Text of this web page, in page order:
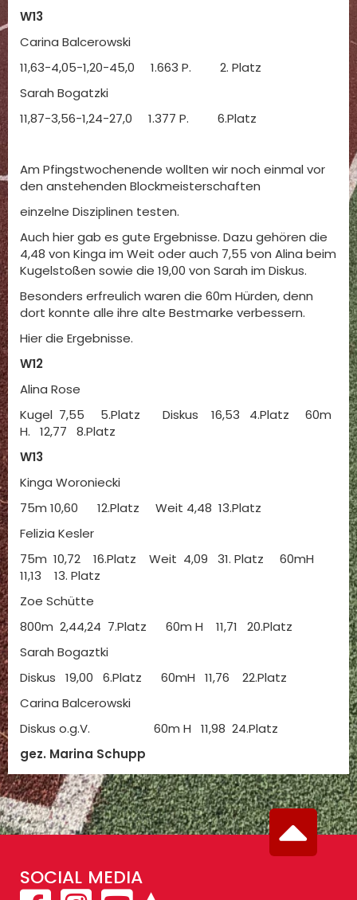
W13
Carina Balcerowski
11,63-4,05-1,20-45,0 1.663 P. 2. Platz
Sarah Bogatzki
11,87-3,56-1,24-27,0 1.377 P. 6.Platz
Am Pfingstwochenende wollten wir noch einmal vor
den anstehenden Blockmeisterschaften
einzelne Disziplinen testen.
Auch hier gab es gute Ergebnisse. Dazu gehören die
4,48 von Kinga im Weit oder auch 7,55 von Alina beim
Kugelstoßen sowie die 19,00 von Sarah im Diskus.
Besonders erfreulich waren die 60m Hürden, denn
dort konnte alle ihre alte Bestmarke verbessern.
Hier die Ergebnisse.
W12
Alina Rose
Kugel 7,55 5.Platz Diskus 16,53 4.Platz 60m
H. 12,77 8.Platz
W13
Kinga Woroniecki
75m 10,60 12.Platz Weit 4,48 13.Platz
Felizia Kesler
75m 10,72 16.Platz Weit 4,09 31. Platz 60mH
11,13 13. Platz
Zoe Schütte
800m 2,44,24 7.Platz 60m H 11,71 20.Platz
Sarah Bogaztki
Diskus 19,00 6.Platz 60mH 11,76 22.Platz
Carina Balcerowski
Diskus o.g.V. 60m H 11,98 24.Platz
gez. Marina Schupp
SOCIAL MEDIA